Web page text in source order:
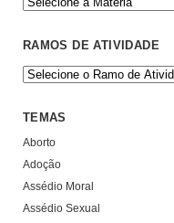
RAMOS DE ATIVIDADE
TEMAS
Aborto
Adoção
Assédio Moral
Assédio Sexual